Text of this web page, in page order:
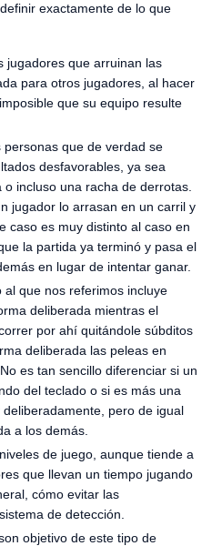
exactamente de lo que
jugadores que arruinan las
para otros jugadores, al hacer
que su equipo resulte
que de verdad se
desfavorables, ya sea
incluso una racha de derrotas.
jugador lo arrasan en un carril y
caso es muy distinto al caso en
la partida ya terminó y pasa el
en lugar de intentar ganar.
al que nos referimos incluye
deliberada mientras el
por ahí quitándole súbditos
deliberada las peleas en
es tan sencillo diferenciar si un
del teclado o si es más una
pero de igual
a los demás.
de juego, aunque tiende a
que llevan un tiempo jugando
cómo evitar las
de detección.
objetivo de este tipo de